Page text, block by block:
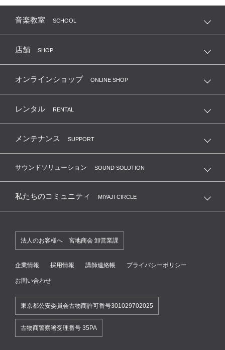
音楽教室 SCHOOL
店舗 SHOP
オンラインショップ ONLINE SHOP
レンタル RENTAL
メンテナンス SUPPORT
サウンドソリューション SOUND SOLUTION
私たちのコミュニティ MIYAJI CIRCLE
法人のお客様へ 宮地商会 卸営業課
企業情報 採用情報 講師連絡帳 プライバシーポリシー
お問い合わせ
東京都公安委員会古物商許可番号301029702025
古物商警察署受理番号 35PA